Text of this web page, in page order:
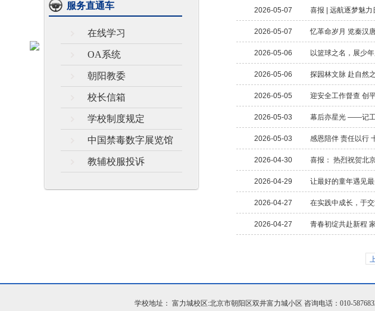
服务直通车
在线学习
OA系统
朝阳教委
校长信箱
学校制度规定
中国禁毒数字展览馆
教辅校服投诉
2026-05-07 喜报 | 远航逐梦魅
2026-05-07 忆革命岁月 览秦汉
2026-05-06 以篮球之名，展少
2026-05-06 探园林文脉 赴自然
2026-05-05 迎安全工作督查 创
2026-05-03 幕后亦星光 ——记工
2026-05-03 感恩陪伴 责任以行
2026-04-30 喜报： 热烈祝贺北
2026-04-29 让最好的童年遇见
2026-04-27 在实践中成长，于
2026-04-27 青春初绽共赴新程
学校地址： 富力城校区:北京市朝阳区双井富力城小区 咨询电话：010-